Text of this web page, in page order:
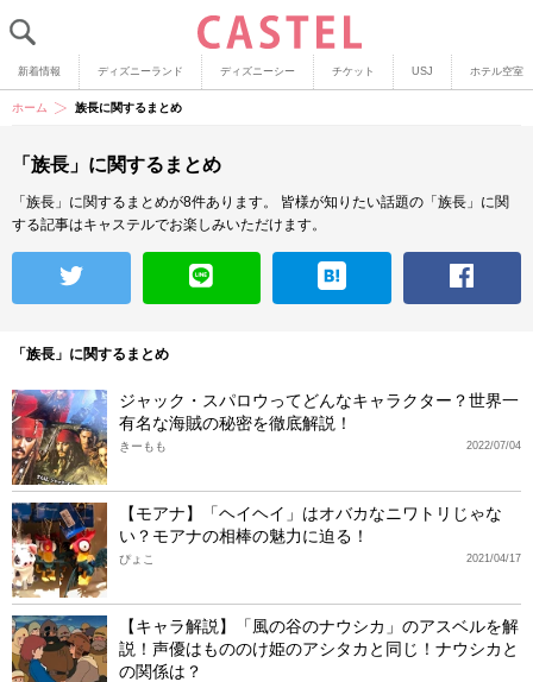
新着情報 ディズニーランド ディズニーシー チケット USJ ホテル空室
ホーム 族長に関するまとめ
「族長」に関するまとめ
「族長」に関するまとめが8件あります。
皆様が知りたい話題の「族長」に関
する記事はキャステルでお楽しみいただけます。
「族長」に関するまとめ
ジャック・スパロウってどんなキャラクター？世界一
有名な海賊の秘密を徹底解説！
2022/07/04
きーもも
【モアナ】「ヘイヘイ」はオバカなニワトリじゃな
い？モアナの相棒の魅力に迫る！
2021/04/17
ぴょこ
【キャラ解説】「風の谷のナウシカ」のアスベルを解
説！声優はもののけ姫のアシタカと同じ！ナウシカと
の関係は？